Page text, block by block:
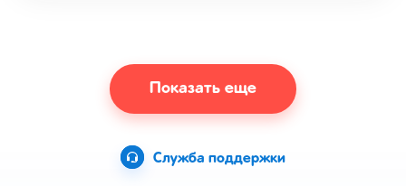
Показать еще
Служба поддержки